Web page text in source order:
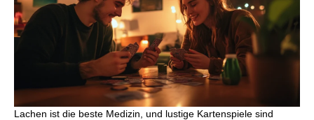
Lachen ist die beste Medizin, und lustige Kartenspiele sind